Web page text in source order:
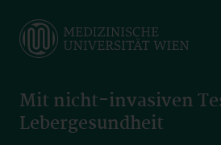
main
Mit nicht-invasiven
Lebergesundheit